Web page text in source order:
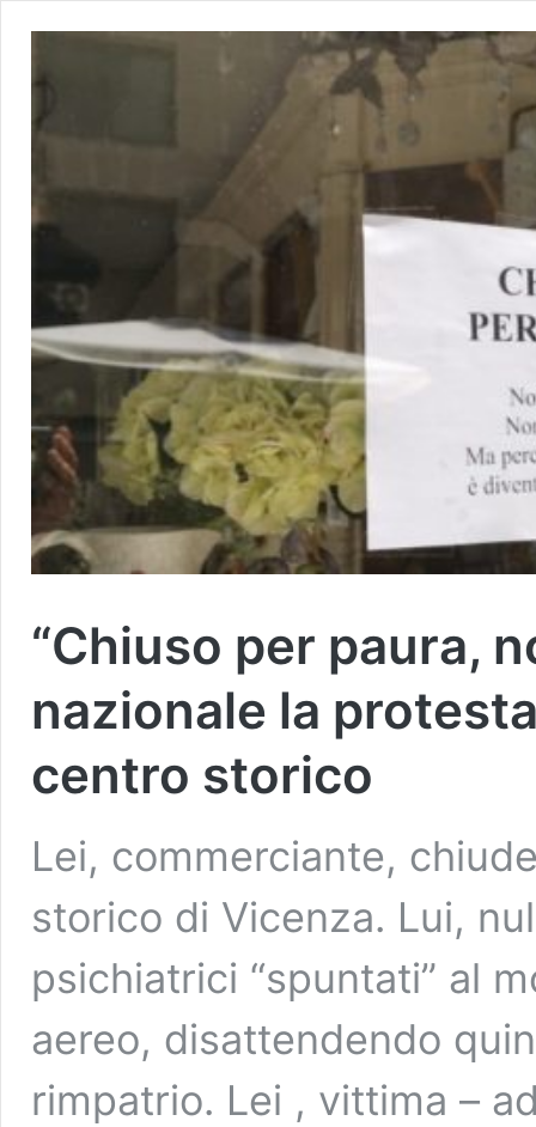
“Chiuso per paura,
nazionale la
centro storico
Lei, commerciante,
storico di Vicenza. Lui,
psichiatrici “spuntati” al
aereo, disattendendo
rimpatrio. Lei , vittima –